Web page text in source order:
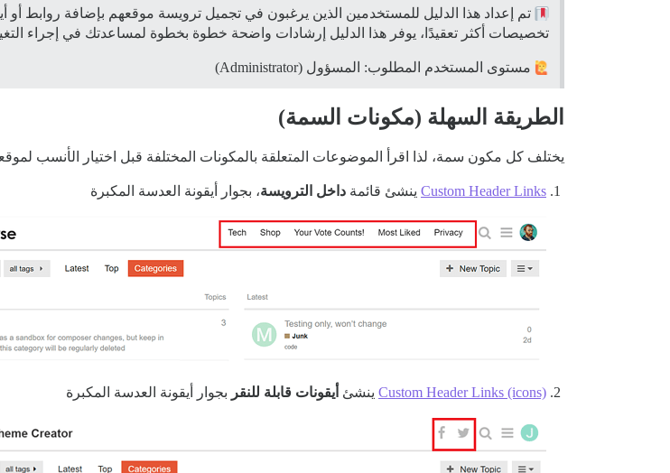
تم إعداد هذا الدليل للمستخدمين الذين يرغبون في تجميل ترويسة موقعهم بإضافة روابط
تخصيصات أكثر تعقيدًا، يوفر هذا الدليل إرشادات واضحة خطوة بخطوة لمساعدتك في إجراء
مستوى المستخدم المطلوب: المسؤول (Administrator)
الطريقة السهلة (مكونات السمة)
يختلف كل مكون سمة، لذا اقرأ الموضوعات المتعلقة بالمكونات المختلفة قبل اختيار الأنسب
Custom Header Links ينشئ قائمة داخل الترويسة، بجوار أيقونة العدسة المكبرة
Custom Header Links (icons) ينشئ أيقونات قابلة للنقر بجوار أيقونة العدسة المكبرة